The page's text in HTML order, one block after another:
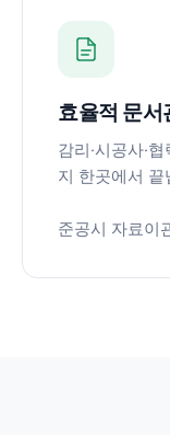
효율적 문서
감리·시공사·
지 한곳에서 끝
준공시 자료이